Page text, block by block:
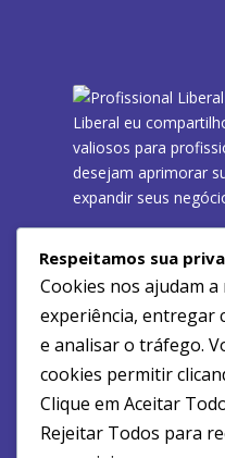
Liberal eu
valiosos para
desejam aprimorar
expandir seus
Meu objetivo é
relevantes e
se destacar no
sucesso como
a mim nessa
realização
Respeitamos sua
Cookies nos ajudam
experiência, entregar
e analisar o tráfego.
cookies permitir
Clique em Aceitar
Rejeitar Todos para